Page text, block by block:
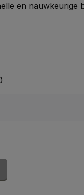
en nauwkeurige